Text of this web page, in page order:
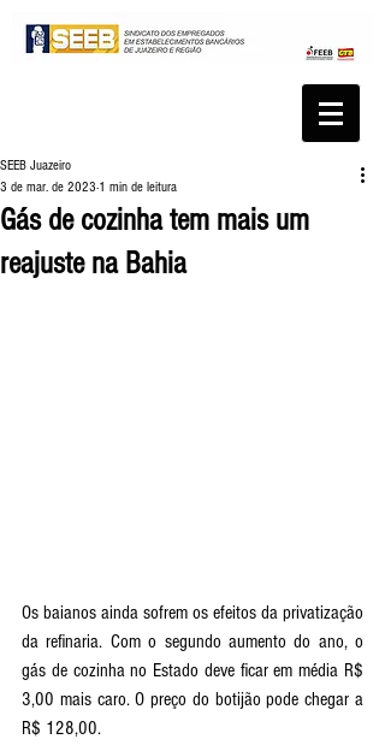
Gás de cozinha tem mais um
reajuste na Bahia
SEEB Juazeiro
3 de mar. de 2023 1 min de leitura
Os baianos ainda sofrem os efeitos da privatização
da refinaria. Com o segundo aumento do ano, o
gás de cozinha no Estado deve ficar em média R$
3,00 mais caro. O preço do botijão pode chegar a
R$ 128,00.